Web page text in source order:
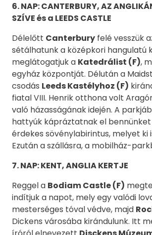
6. NAP: CANTERBURY, AZ
SZÍVE és a LEEDS CASTLE
Délelőtt Canterbury felé vesszük
sétálhatunk a középkori hangulatú
meglátogatjuk a Katedrálist (F),
egyház központját. Délután a
csodás Leeds Kastélyhoz (F)
fiatal VIII. Henrik otthona volt
való házasságának idején. A
hattyúk kápráztatnak el bennünket
érdekes sövénylabirintus, melyet ki
Ezután a szállásra, a mobilház-
7. NAP: KENT, ANGLIA KERTJE
Reggel a Bodiam Castle (F)
indítjuk a napot, mely egy valódi
mesterséges tóval védve, majd
Dickens városába kirándulunk. Itt